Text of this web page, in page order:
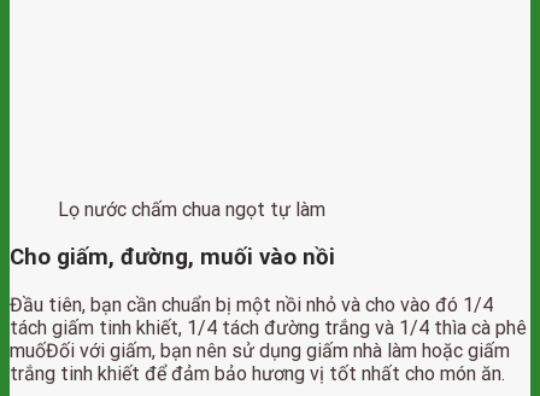
Lọ nước chấm chua ngọt tự làm
Cho giấm, đường, muối vào nồi
Đầu tiên, bạn cần chuẩn bị một nồi nhỏ và cho vào đó 1/4
tách giấm tinh khiết, 1/4 tách đường trắng và 1/4 thìa cà phê
muốĐối với giấm, bạn nên sử dụng giấm nhà làm hoặc giấm
trắng tinh khiết để đảm bảo hương vị tốt nhất cho món ăn.